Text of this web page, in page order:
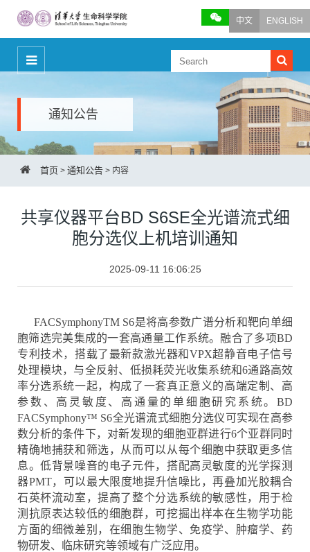
中文 ENGLISH
通知公告
首页 > 通知公告 > 内容
共享仪器平台BD S6SE全光谱流式细
胞分选仪上机培训通知
2025-09-11 16:06:25
FACSymphonyTM S6是将高参数广谱分析和靶向单细
胞筛选完美集成的一套高通量工作系统。融合了多项BD
专利技术，搭载了最新款激光器和VPX超静音电子信号
处理模块，与全反射、低损耗荧光收集系统和6通路高效
率分选系统一起，构成了一套真正意义的高端定制、高
参数、高灵敏度、高通量的单细胞研究系统。BD
FACSymphony™ S6全光谱流式细胞分选仪可实现在高参
数分析的条件下，对新发现的细胞亚群进行6个亚群同时
精确地捕获和筛选，从而可以从每个细胞中获取更多信
息。低背景噪音的电子元件，搭配高灵敏度的光学探测
器PMT，可以最大限度地提升信噪比，再叠加光胶耦合
石英杯流动室，提高了整个分选系统的敏感性，用于检
测抗原表达较低的细胞群，可挖掘出样本在生物学功能
方面的细微差别，在细胞生物学、免疫学、肿瘤学、药
物研发、临床研究等领域有广泛应用。